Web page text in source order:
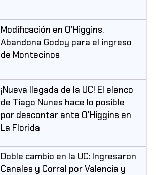
Modificación en O'Higgins.
Abandona Godoy para el ingreso
de Montecinos
¡Nueva llegada de la UC! El elenco
de Tiago Nunes hace lo posible
por descontar ante O'Higgins en
La Florida
Doble cambio en la UC: Ingresaron
Canales y Corral por Valencia y